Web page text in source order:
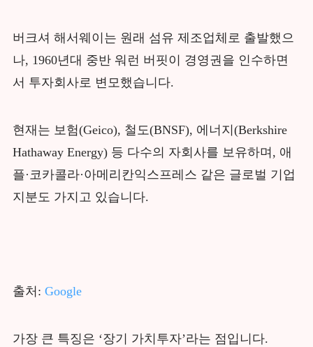
버크셔 해서웨이는 원래 섬유 제조업체로 출발했으
나, 1960년대 중반 워런 버핏이 경영권을 인수하면
서 투자회사로 변모했습니다.
현재는 보험(Geico), 철도(BNSF), 에너지(Berkshire
Hathaway Energy) 등 다수의 자회사를 보유하며, 애
플·코카콜라·아메리칸익스프레스 같은 글로벌 기업
지분도 가지고 있습니다.
출처: Google
가장 큰 특징은 ‘장기 가치투자’라는 점입니다.